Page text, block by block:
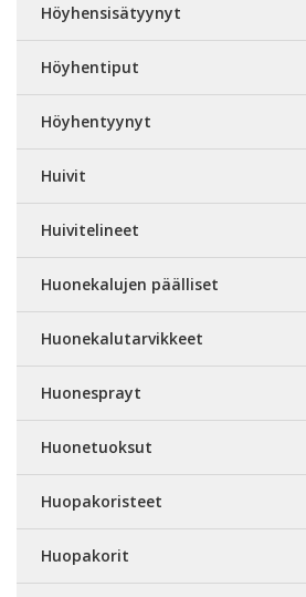
Höyhensisätyynyt
Höyhentiput
Höyhentyynyt
Huivit
Huivitelineet
Huonekalujen päälliset
Huonekalutarvikkeet
Huonesprayt
Huonetuoksut
Huopakoristeet
Huopakorit